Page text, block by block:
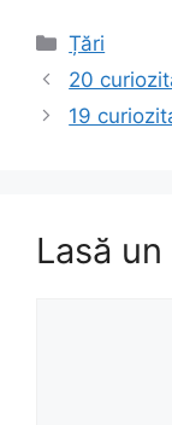
Categorii
Țări
20
19
Lasă